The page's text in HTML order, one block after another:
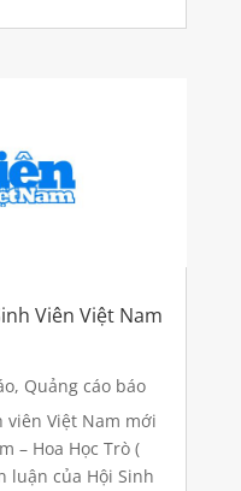
Viên Việt Nam
, Quảng cáo báo
viên Việt Nam mới
– Hoa Học Trò (
luận của Hội Sinh